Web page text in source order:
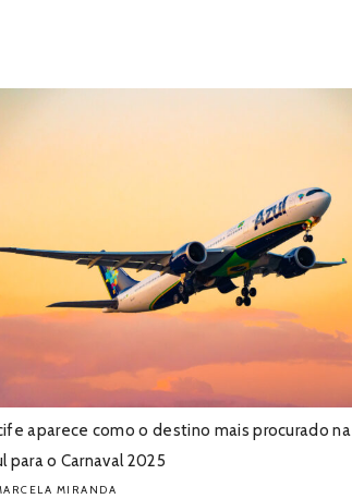
aparece como o destino mais procurado na
para o Carnaval 2025
MIRANDA